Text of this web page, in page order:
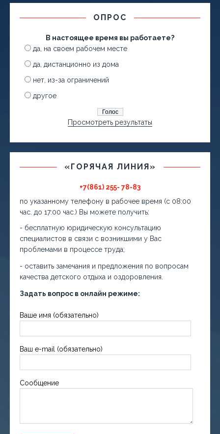
ОПРОС
В настоящее время вы работаете?
да, на своем рабочем месте
да, дистанционно из дома
нет, из-за ограничений
другое
Просмотреть результаты
«ГОРЯЧАЯ ЛИНИЯ»
+7(861) 255- 78-83
по указанному телефону в рабочее время (с 08:00
час. до 17:00 час.) Вы можете получить:
- бесплатную юридическую консультацию
специалистов в связи с возникшими у Вас
проблемами в процессе труда;
- оставить замечания и предложения по вопросам
качества детского отдыха и оздоровления.
Задать вопрос в онлайн режиме:
Ваше имя (обязательно)
Ваш e-mail (обязательно)
Сообщение